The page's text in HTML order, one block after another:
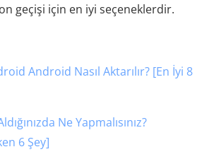
geçişi için en iyi seçeneklerdir.
Android Nasıl Aktarılır? [En İyi 8
Ne Yapmalısınız?
6 Şey]